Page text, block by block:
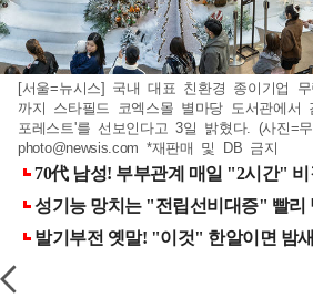
[서울=뉴시스] 국내 대표 친환경 종이기업
까지 스타필드 코엑스몰 별마당 도서관에서
포레스트'를 선보인다고 3일 밝혔다. (사진=
photo@newsis.com *재판매 및 DB 금지